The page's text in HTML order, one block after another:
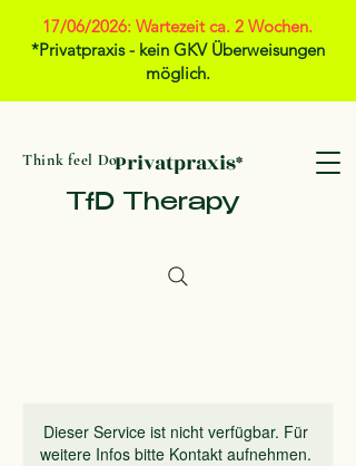
17/06/2026: Wartezeit ca. 2 Wochen.
*Privatpraxis - kein GKV Überweisungen
möglich.
TfD Therapy
Think feel DoPrivatpraxis*
Dieser Service ist nicht verfügbar. Für
weitere Infos bitte Kontakt aufnehmen.